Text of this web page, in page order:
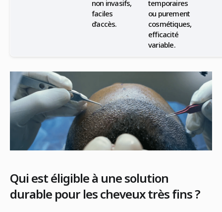
non invasifs,
faciles
d’accès.
temporaires
ou purement
cosmétiques,
efficacité
variable.
Qui est éligible à une solution
durable pour les cheveux très fins ?